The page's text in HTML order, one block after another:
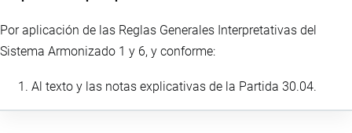
Por aplicación de las Reglas Generales Interpretativas del
Sistema Armonizado 1 y 6, y conforme:
Al texto y las notas explicativas de la Partida 30.04.